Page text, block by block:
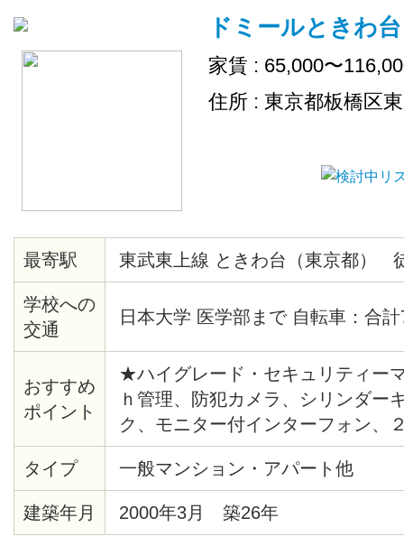
ドミールときわ台
家賃 : 65,000〜
住所 : 東京都板橋区
最寄駅 東武東上線 ときわ台（東京都）
学校への
交通
日本大学 医学部まで 自転車：合
おすすめ
ポイント
★ハイグレード・セキュリティ
ｈ管理、防犯カメラ、シリンダー
ク、モニター付インターフォン、
システム、給湯、バストイレ別、
ムキッチン、バルコニー、クッシ
室照明、ピクチャーレール、クロ
ズボックス、エレベーター、ゴミ
タイプ 一般マンション・アパート他
建築年月 2000年3月 築26年